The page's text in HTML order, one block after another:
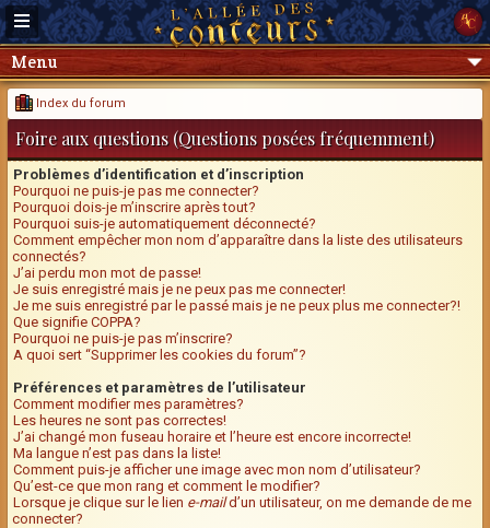
Menu
Index du forum
Foire aux questions (Questions posées fréquemment)
Problèmes d’identification et d’inscription
Pourquoi ne puis-je pas me connecter?
Pourquoi dois-je m’inscrire après tout?
Pourquoi suis-je automatiquement déconnecté?
Comment empêcher mon nom d’apparaître dans la liste des utilisateurs
connectés?
J’ai perdu mon mot de passe!
Je suis enregistré mais je ne peux pas me connecter!
Je me suis enregistré par le passé mais je ne peux plus me connecter?!
Que signifie COPPA?
Pourquoi ne puis-je pas m’inscrire?
A quoi sert “Supprimer les cookies du forum”?
Préférences et paramètres de l’utilisateur
Comment modifier mes paramètres?
Les heures ne sont pas correctes!
J’ai changé mon fuseau horaire et l’heure est encore incorrecte!
Ma langue n’est pas dans la liste!
Comment puis-je afficher une image avec mon nom d’utilisateur?
Qu’est-ce que mon rang et comment le modifier?
Lorsque je clique sur le lien e-maild’un utilisateur, on me demande de me
connecter?